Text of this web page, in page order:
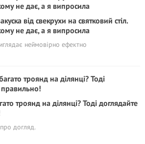
від свекрухи на святковий стіл.
не дає, а я випросила
неймовірно ефектно
троянд на ділянці? Тоді доглядайте
догляд.